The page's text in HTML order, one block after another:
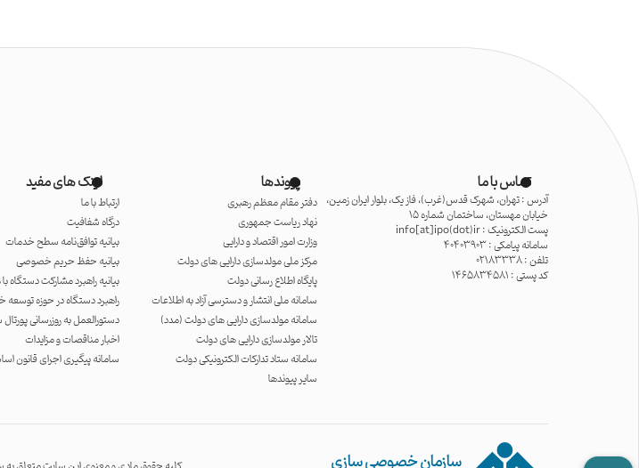
تماس با ما
آدرس : تهران، شهرک قدس(غرب)، فاز یک، بلوار ایران زمین،
خیابان مهستان، ساختمان شماره 15
پست الکترونیک : info[at]ipo(dot)ir
سامانه پیامکی : 40403903
تلفن : 02183338
کد پستی : 1465834581
پیوندها
دفتر مقام معظم رهبری
نهاد ریاست جمهوری
وزارت امور اقتصاد و دارایی
مرکز ملی مولدسازی دارایی های دولت
پایگاه اطلاع رسانی دولت
سامانه ملی انتشار و دسترسی آزاد به اطلاعات
سامانه مولدسازی دارایی های دولت (مدد)
تالار مولدسازی دارایی های دولت
سامانه ستاد تدارکات الکترونیکی دولت
سایر پیوندها
لینک های مفید
ارتباط با ما
درگاه شفافیت
بیانیه توافق‌نامه سطح خدمات
بیانیه حفظ حریم خصوصی
بیانیه راهبرد مشارکت دستگاه
راهبرد دستگاه در حوزه توسعه
دستورالعمل به روزرسانی
اخبار مناقصات و مزایدات
سامانه پیگیری اجرای قانون
سازمان خصوصی سازی